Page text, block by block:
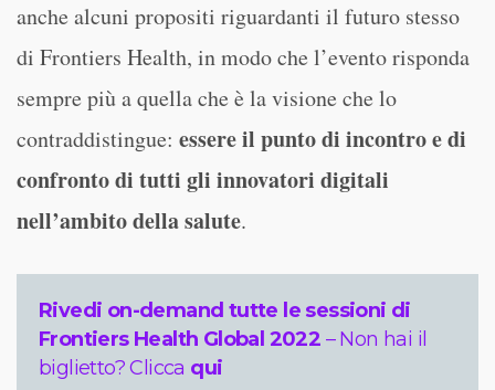
anche alcuni propositi riguardanti il futuro stesso
di Frontiers Health, in modo che l’evento risponda
sempre più a quella che è la visione che lo
contraddistingue: essere il punto di incontro e di
confronto di tutti gli innovatori digitali
nell’ambito della salute.
Rivedi on-demand tutte le sessioni di
Frontiers Health Global 2022 – Non hai il
biglietto? Clicca qui